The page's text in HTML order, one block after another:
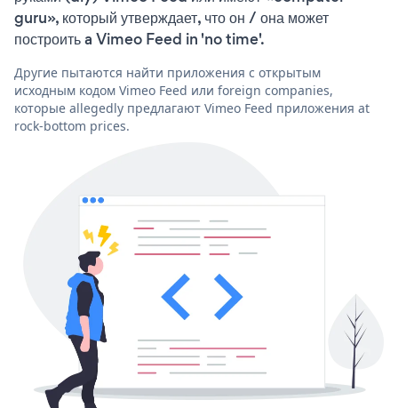
guru», который утверждает, что он / она может
построить a Vimeo Feed in 'no time'.
Другие пытаются найти приложения с открытым
исходным кодом Vimeo Feed или foreign companies,
которые allegedly предлагают Vimeo Feed приложения at
rock-bottom prices.